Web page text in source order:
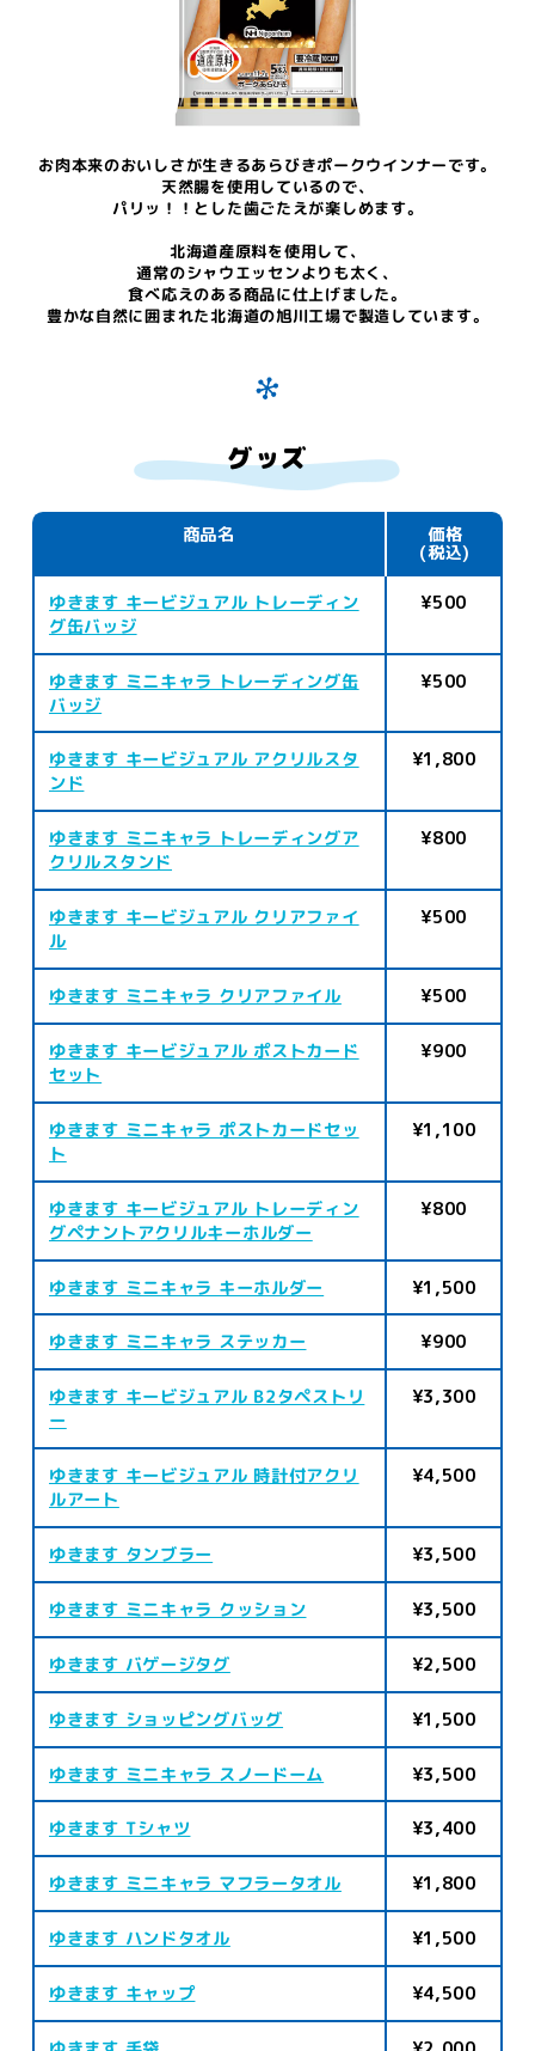
お肉本来のおいしさが生きるあらびきポークウインナーです。
天然腸を使用しているので、
パリッ！！とした歯ごたえが楽しめます。
北海道産原料を使用して、
通常のシャウエッセンよりも太く、
食べ応えのある商品に仕上げました。
豊かな自然に囲まれた北海道の旭川工場で製造しています。
グッズ
商品名 価格
(税込)
ゆきます キービジュアル トレーディン
グ缶バッジ
¥500
ゆきます ミニキャラ トレーディング缶
バッジ
¥500
ゆきます キービジュアル アクリルスタ
ンド
¥1,800
ゆきます ミニキャラ トレーディングア
クリルスタンド
¥800
ゆきます キービジュアル クリアファイ
ル
¥500
ゆきます ミニキャラ クリアファイル ¥500
ゆきます キービジュアル ポストカード
セット
¥900
ゆきます ミニキャラ ポストカードセッ
ト
¥1,100
ゆきます キービジュアル トレーディン
グペナントアクリルキーホルダー
¥800
ゆきます ミニキャラ キーホルダー ¥1,500
ゆきます ミニキャラ ステッカー ¥900
ゆきます キービジュアル B2タペストリ
ー
¥3,300
ゆきます キービジュアル 時計付アクリ
ルアート
¥4,500
ゆきます タンブラー ¥3,500
ゆきます ミニキャラ クッション ¥3,500
ゆきます バゲージタグ ¥2,500
ゆきます ショッピングバッグ ¥1,500
ゆきます ミニキャラ スノードーム ¥3,500
ゆきます Tシャツ ¥3,400
ゆきます ミニキャラ マフラータオル ¥1,800
ゆきます ハンドタオル ¥1,500
ゆきます キャップ ¥4,500